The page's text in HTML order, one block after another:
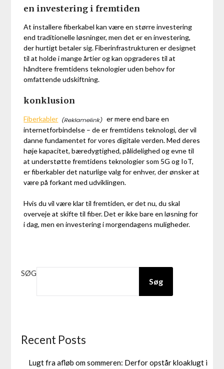
en investering i fremtiden
At installere fiberkabel kan være en større investering
end traditionelle løsninger, men det er en investering,
der hurtigt betaler sig. Fiberinfrastrukturen er designet
til at holde i mange årtier og kan opgraderes til at
håndtere fremtidens teknologier uden behov for
omfattende udskiftning.
konklusion
Fiberkabler
er mere end bare en
internetforbindelse – de er fremtidens teknologi, der vil
danne fundamentet for vores digitale verden. Med deres
høje kapacitet, bæredygtighed, pålidelighed og evne til
at understøtte fremtidens teknologier som 5G og IoT,
er fiberkabler det naturlige valg for enhver, der ønsker at
være på forkant med udviklingen.
Hvis du vil være klar til fremtiden, er det nu, du skal
overveje at skifte til fiber. Det er ikke bare en løsning for
i dag, men en investering i morgendagens muligheder.
SØG
Søg
Recent Posts
Lugt fra afløb om sommeren: Derfor opstår kloaklugt i